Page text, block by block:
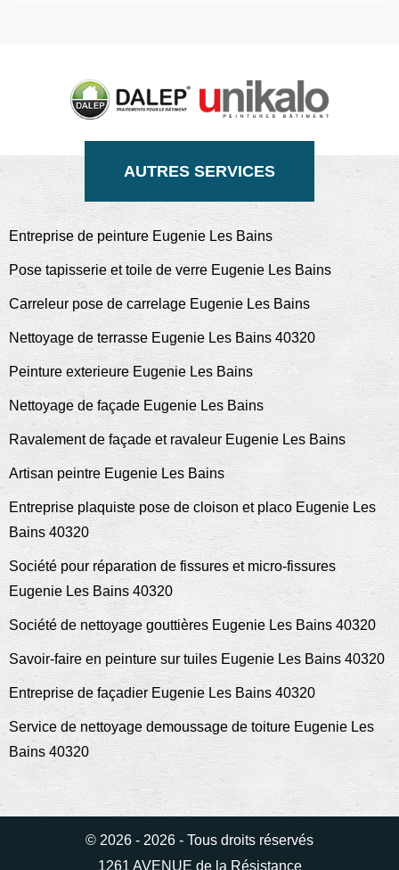
AUTRES SERVICES
Entreprise de peinture Eugenie Les Bains
Pose tapisserie et toile de verre Eugenie Les Bains
Carreleur pose de carrelage Eugenie Les Bains
Nettoyage de terrasse Eugenie Les Bains 40320
Peinture exterieure Eugenie Les Bains
Nettoyage de façade Eugenie Les Bains
Ravalement de façade et ravaleur Eugenie Les Bains
Artisan peintre Eugenie Les Bains
Entreprise plaquiste pose de cloison et placo Eugenie Les
Bains 40320
Société pour réparation de fissures et micro-fissures
Eugenie Les Bains 40320
Société de nettoyage gouttières Eugenie Les Bains 40320
Savoir-faire en peinture sur tuiles Eugenie Les Bains 40320
Entreprise de façadier Eugenie Les Bains 40320
Service de nettoyage demoussage de toiture Eugenie Les
Bains 40320
© 2026 - 2026 - Tous droits réservés
1261 AVENUE de la Résistance